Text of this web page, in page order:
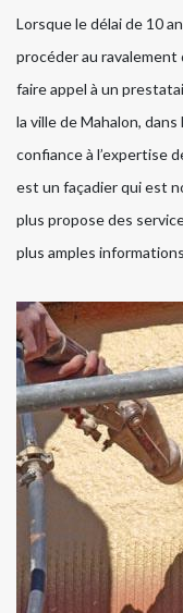
Lorsque le délai de 10
procéder au ravalement
faire appel à un
la ville de Mahalon,
confiance à l’expertise
est un façadier qui est
plus propose des
plus amples